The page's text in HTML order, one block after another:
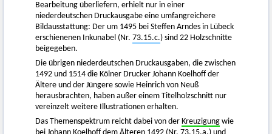
Bearbeitung überliefern, erhielt nur in einer
niederdeutschen Druckausgabe eine umfangreichere
Bildausstattung: Der um 1495 bei Steffen Arndes in Lübeck
erschienenen Inkunabel (Nr. 73.15.c.) sind 22 Holzschnitte
beigegeben.
Die übrigen niederdeutschen Druckausgaben, die zwischen
1492 und 1514 die Kölner Drucker Johann Koelhoff der
Ältere und der Jüngere sowie Heinrich von Neuß
herausbrachten, haben außer einem Titelholzschnitt nur
vereinzelt weitere Illustrationen erhalten.
Das Themenspektrum reicht dabei von der Kreuzigung wie